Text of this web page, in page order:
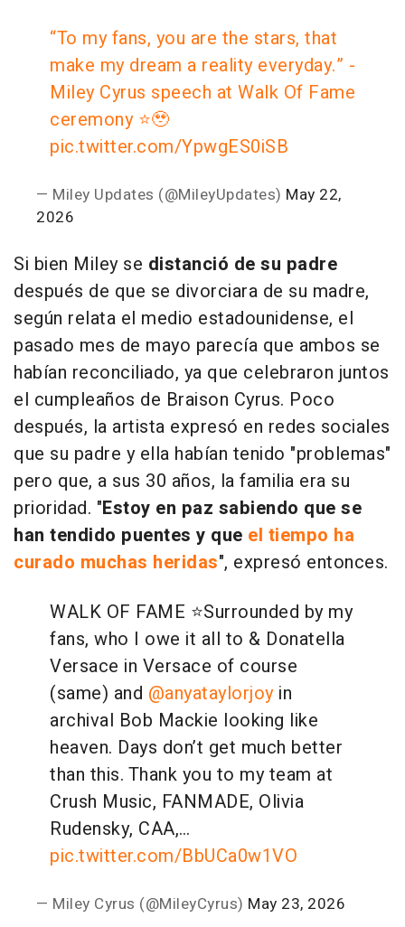
“To my fans, you are the stars, that
make my dream a reality everyday.” -
Miley Cyrus speech at Walk Of Fame
ceremony ⭐️🥹
pic.twitter.com/YpwgES0iSB
— Miley Updates (@MileyUpdates) May 22,
2026
Si bien Miley se distanció de su padre
después de que se divorciara de su madre,
según relata el medio estadounidense, el
pasado mes de mayo parecía que ambos se
habían reconciliado, ya que celebraron juntos
el cumpleaños de Braison Cyrus. Poco
después, la artista expresó en redes sociales
que su padre y ella habían tenido "problemas"
pero que, a sus 30 años, la familia era su
prioridad. "Estoy en paz sabiendo que se
han tendido puentes y que el tiempo ha
curado muchas heridas", expresó entonces.
WALK OF FAME ⭐️Surrounded by my
fans, who I owe it all to & Donatella
Versace in Versace of course
(same) and @anyataylorjoyin
archival Bob Mackie looking like
heaven. Days don’t get much better
than this. Thank you to my team at
Crush Music, FANMADE, Olivia
Rudensky, CAA,…
pic.twitter.com/BbUCa0w1VO
— Miley Cyrus (@MileyCyrus) May 23, 2026